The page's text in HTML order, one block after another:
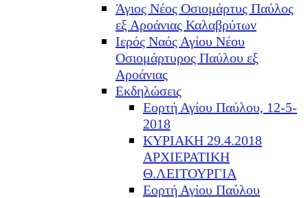
Άγιος Νέος Οσιομάρτυς Παύλος
εξ Αροάνιας Καλαβρύτων
Ιερός Ναός Αγίου Νέου
Οσιομάρτυρος Παύλου εξ
Αροάνιας
Εκδηλώσεις
Εορτή Αγίου Παύλου, 12-5-
2018
ΚΥΡΙΑΚΗ 29.4.2018
ΑΡΧΙΕΡΑΤΙΚΗ
Θ.ΛΕΙΤΟΥΡΓΙΑ
Εορτή Αγίου Παύλου